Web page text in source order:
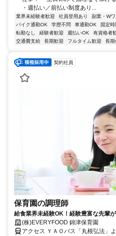
・週払い／前払い制度あり...
業界未経験者歓迎 社員登用あり 副業・W
バイク通勤OK
学歴不問 車通勤OK 固定時
転勤なし
経験者歓迎 週払いOK 有資格者
交通費支給
長期歓迎 フルタイム歓迎 長期
契約社員
保育園の調理師
給食業界未経験OK！経験豊富な先輩
す！(株)EVERYFOOD 錦津保育園
アクセス ＹＡＯバス「丸根弘法」